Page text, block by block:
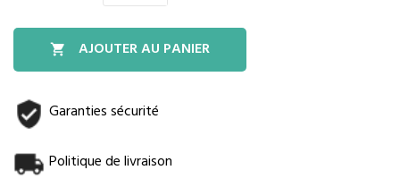
 AJOUTER AU PANIER
Garanties sécurité
Politique de livraison